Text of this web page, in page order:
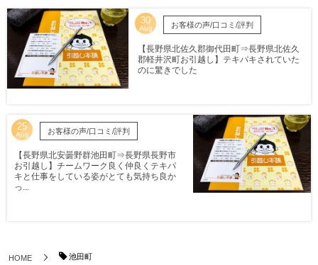
30
Aug お客様の声/口コミ/評判
【長野県北佐久郡御代田町⇒長野県北佐久
郡軽井沢町お引越し】テキパキされていた
のに驚きでした
25
Aug お客様の声/口コミ/評判
【長野県北安曇野群池田町⇒長野県長野市
お引越し】チームワーク良く仲良くテキパ
キと仕事をしている姿がとても気持ち良か
っ...
HOME 池田町